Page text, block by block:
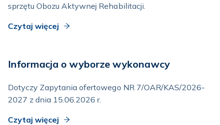
sprzętu Obozu Aktywnej Rehabilitacji.
Czytaj więcej
Informacja o wyborze wykonawcy
Dotyczy Zapytania ofertowego NR 7/OAR/KAS/2026-
2027 z dnia 15.06.2026 r.
Czytaj więcej